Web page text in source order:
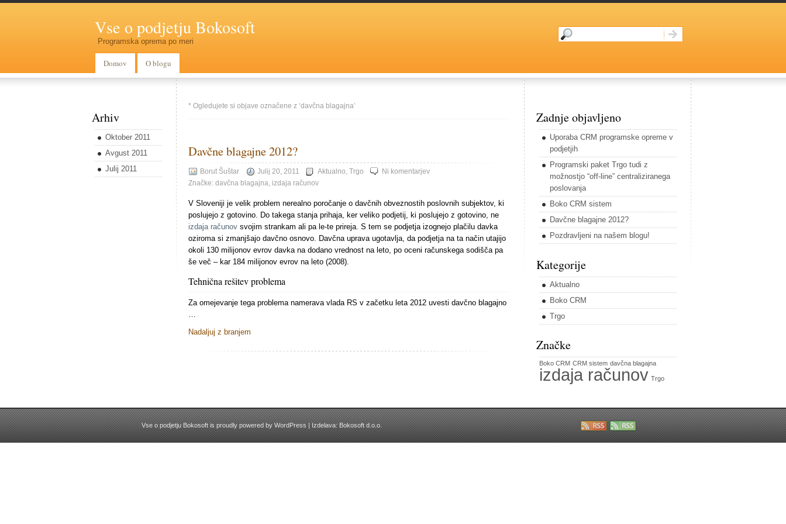
Vse o podjetju Bokosoft
Programska oprema po meri
Domov O blogu
Arhiv
Oktober 2011
Avgust 2011
Julij 2011
* Ogledujete si objave označene z ‘davčna blagajna’
Davčne blagajne 2012?
Borut Šuštar Julij 20, 2011 Aktualno, Trgo
Ni komentarjev
Značke: davčna blagajna, izdaja računov
V Sloveniji je velik problem nerealno poročanje o davčnih obveznostih poslovnih subjektov, ki
poslujejo z gotovino. Do takega stanja prihaja, ker veliko podjetij, ki poslujejo z gotovino, ne
izdaja računov svojim strankam ali pa le-te prireja. S tem se podjetja izognejo plačilu davka
oziroma si zmanjšajo davčno osnovo. Davčna uprava ugotavlja, da podjetja na ta način utajijo
okoli 130 milijonov evrov davka na dodano vrednost na leto, po oceni računskega sodišča pa
še več – kar 184 milijonov evrov na leto (2008).
Tehnična rešitev problema
Za omejevanje tega problema namerava vlada RS v začetku leta 2012 uvesti davčno blagajno
…
Nadaljuj z branjem
Zadnje objavljeno
Uporaba CRM programske opreme v
podjetjih
Programski paket Trgo tudi z
možnostjo “off-line” centraliziranega
poslovanja
Boko CRM sistem
Davčne blagajne 2012?
Pozdravljeni na našem blogu!
Kategorije
Aktualno
Boko CRM
Trgo
Značke
Boko CRM CRM sistem davčna blagajna
izdaja računov Trgo
Vse o podjetju Bokosoft is proudly powered byWordPress| Izdelava:Bokosoft d.o.o.